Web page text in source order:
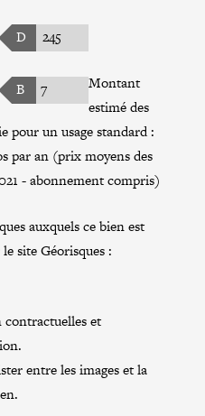
D 245
B 7
Montant
estimé des
pour un usage standard :
par an (prix moyens des
- abonnement compris)
auxquels ce bien est
site Géorisques :
contractuelles et
entre les images et la